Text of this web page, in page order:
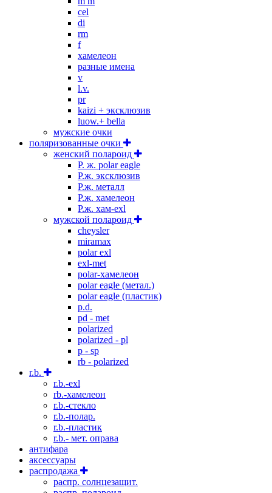
cel
di
rm
f
хамелеон
разные имена
v
l.v.
pr
kaizi + эксклюзив
luow.+ bella
мужские очки
поляризованные очки
женский полароид
P. ж. polar eagle
P.ж. эксклюзив
Р.ж. металл
P.ж. хамелеон
Р.ж. хам-exl
мужской полароид
cheysler
miramax
polar exl
exl-met
polar-хамелеон
polar eagle (метал.)
polar eagle (пластик)
p.d.
pd - met
polarized
polarized - pl
p - sp
rb - polarized
r.b.
r.b.-exl
rb.-хамелеон
r.b.-стекло
r.b.-полар.
r.b.-пластик
r.b.- мет. оправа
антифара
аксессуары
распродажа
распр. солнцезащит.